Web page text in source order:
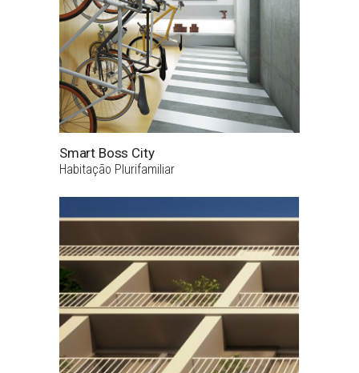
Smart Boss City
Habitação Plurifamiliar